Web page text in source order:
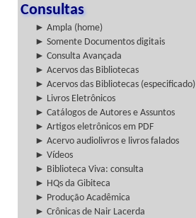
Consultas
► Ampla (home)
► Somente Documentos digitais
► Consulta Avançada
► Acervos das Bibliotecas
► Acervos das Bibliotecas (especificado)
► Livros Eletrônicos
► Catálogos de Autores e Assuntos
► Artigos eletrônicos em PDF
► Acervo audiolivros e livros falados
► Vídeos
► Biblioteca Viva: consulta
► HQs da Gibiteca
► Produção Acadêmica
► Crônicas de Nair Lacerda